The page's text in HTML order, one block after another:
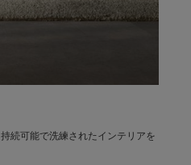
続可能で洗練されたインテリアを